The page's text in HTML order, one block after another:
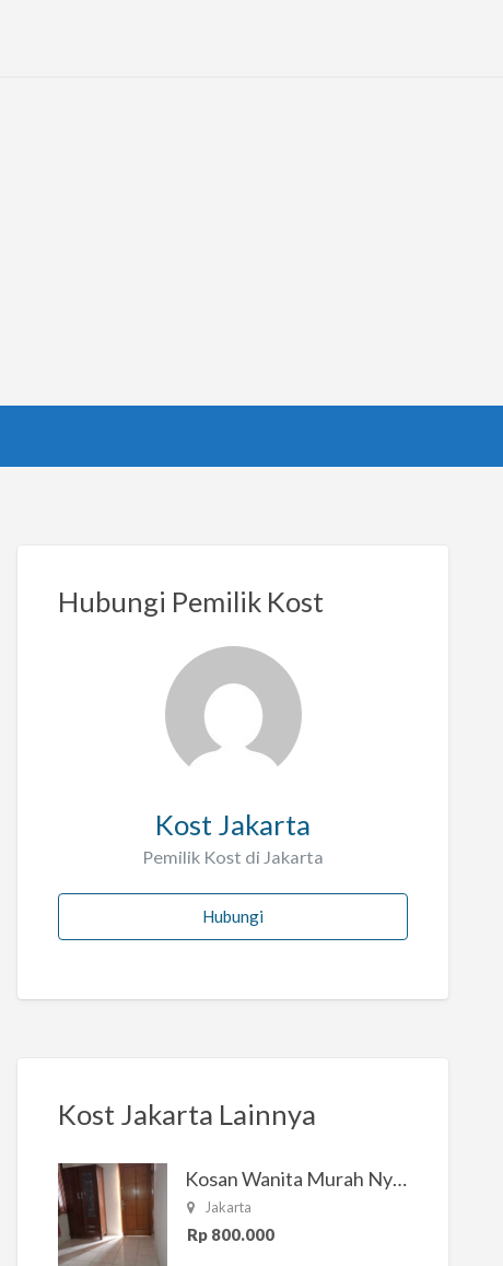
Hubungi Pemilik Kost
Kost Jakarta
Pemilik Kost di Jakarta
Hubungi
Kost Jakarta Lainnya
Kosan Wanita Murah Nyaman di Jakarta Selatan
Jakarta
Rp 800.000